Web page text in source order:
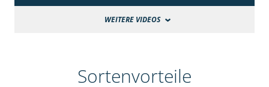
WEITERE VIDEOS
Sortenvorteile